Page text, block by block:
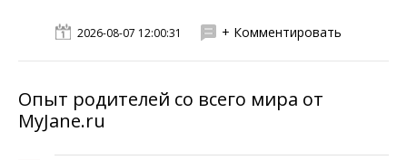
2026-08-07 12:00:31 + Комментировать
Опыт родителей со всего мира от
MyJane.ru